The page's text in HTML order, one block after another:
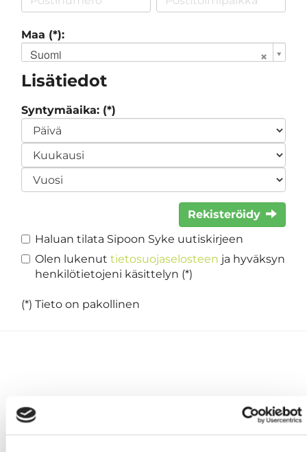
Maa (*):
Suomi
Lisätiedot
Syntymäaika: (*)
Rekisteröidy
Haluan tilata Sipoon Syke uutiskirjeen
Olen lukenut tietosuojaselosteen ja hyväksyn
henkilötietojeni käsittelyn (*)
(*) Tieto on pakollinen